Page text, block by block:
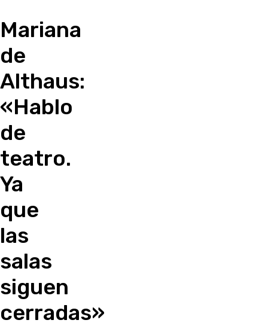
Mariana
de
Althaus:
«Hablo
de
teatro.
Ya
que
las
salas
siguen
cerradas»